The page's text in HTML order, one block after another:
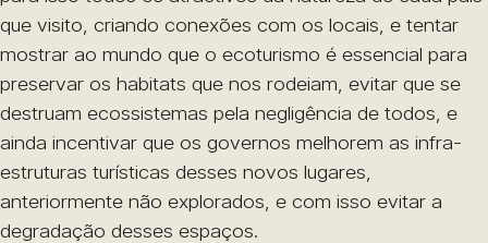
que visito, criando conexões com os locais, e tentar
mostrar ao mundo que o ecoturismo é essencial para
preservar os habitats que nos rodeiam, evitar que se
destruam ecossistemas pela negligência de todos, e
ainda incentivar que os governos melhorem as infra-
estruturas turísticas desses novos lugares,
anteriormente não explorados, e com isso evitar a
degradação desses espaços.